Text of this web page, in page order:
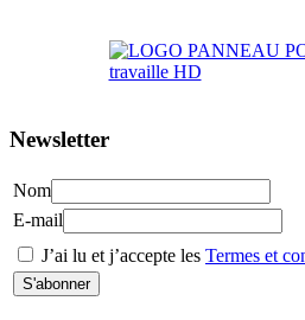
Newsletter
Nom
E-mail
J’ai lu et j’accepte les Termes et